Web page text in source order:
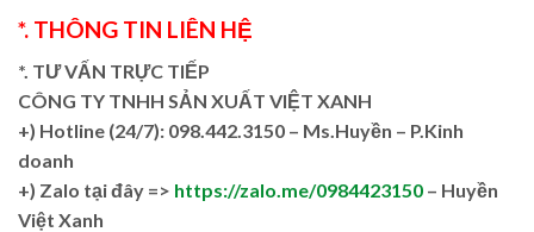
*. THÔNG TIN LIÊN HỆ
*. TƯ VẤN TRỰC TIẾP
CÔNG TY TNHH SẢN XUẤT VIỆT XANH
+) Hotline (24/7): 098.442.3150 – Ms.Huyền – P.Kinh
doanh
+) Zalo tại đây => https://zalo.me/0984423150 – Huyền
Việt Xanh